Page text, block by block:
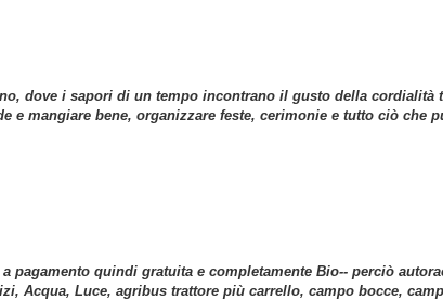
dove i sapori di un tempo incontrano il gusto della cordialità
e mangiare bene, organizzare feste, cerimonie e tutto ciò che
pagamento quindi gratuita e completamente Bio-- perciò
Acqua, Luce, agribus trattore più carrello, campo bocce,